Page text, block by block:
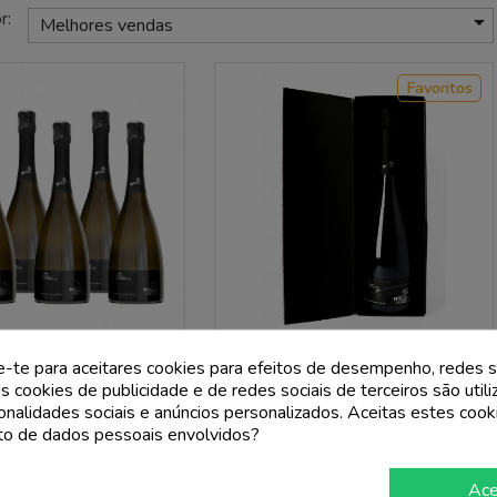
Melhores vendas 
Brut Docg Primus -
(6 Garrafas)
Preço
FRANCACONTEA
Franciacorta Brut Docg Primus Magnum
1.5L - Francacontea
Favoritos
te para aceitares cookies para efeitos de desempenho, redes
cookies de publicidade e de redes sociais de terceiros são
sociais e anúncios personalizados. Aceitas estes
de dados pessoais envolvidos?